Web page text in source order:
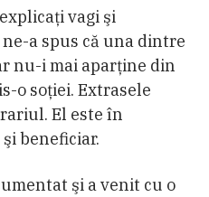
vagi şi
a spus că una dintre
nu-i mai aparţine din
o soţiei. Extrasele
El este în
beneficiar.
şi a venit cu o